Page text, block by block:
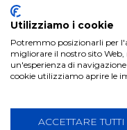
Creative Agency |
Utilizziamo i cookie
Potremmo posizionarli per
migliorare il nostro sito
un'esperienza di
cookie utilizziamo aprire le
ACCETTARE TUTTI